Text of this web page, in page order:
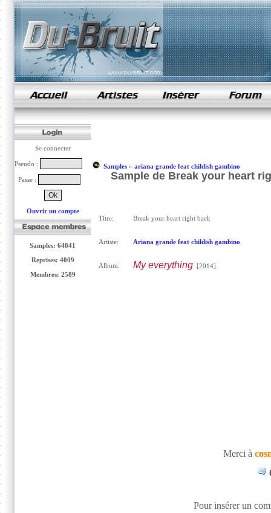
samples de rap
Se connecter
Pseudo :
Passe :
Ouvrir un compte
Samples: 64841
Reprises: 4009
Membres: 2589
Samples» ariana grande feat childish gambino
Sample de Break your heart
Titre: Break your heart right back
Artiste: Ariana grande feat childish gambino
Album: My everything[2014]
Merci à
Pour insérer un